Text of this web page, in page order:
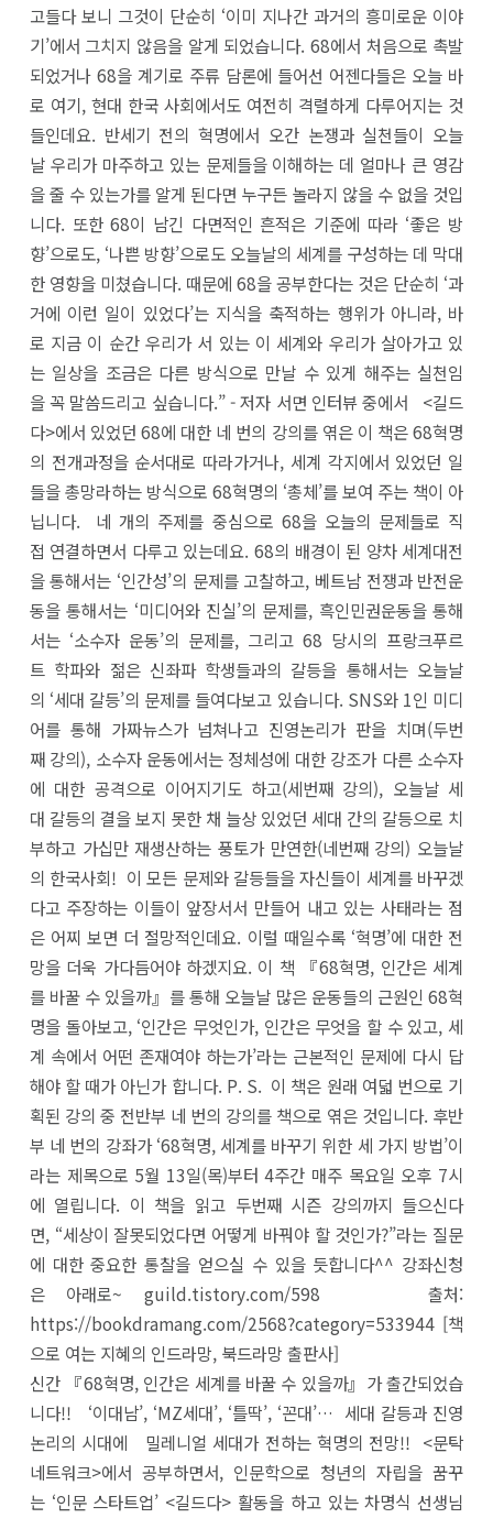
고들다 보니 그것이 단순히 ‘이미 지나간 과거의 흥미로운 이야
기’에서 그치지 않음을 알게 되었습니다. 68에서 처음으로 촉발
되었거나 68을 계기로 주류 담론에 들어선 어젠다들은 오늘 바
로 여기, 현대 한국 사회에서도 여전히 격렬하게 다루어지는 것
들인데요. 반세기 전의 혁명에서 오간 논쟁과 실천들이 오늘
날 우리가 마주하고 있는 문제들을 이해하는 데 얼마나 큰 영감
을 줄 수 있는가를 알게 된다면 누구든 놀라지 않을 수 없을 것입
니다. 또한 68이 남긴 다면적인 흔적은 기준에 따라 ‘좋은 방
향’으로도, ‘나쁜 방향’으로도 오늘날의 세계를 구성하는 데 막대
한 영향을 미쳤습니다. 때문에 68을 공부한다는 것은 단순히 ‘과
거에 이런 일이 있었다’는 지식을 축적하는 행위가 아니라, 바
로 지금 이 순간 우리가 서 있는 이 세계와 우리가 살아가고 있
는 일상을 조금은 다른 방식으로 만날 수 있게 해주는 실천임
을 꼭 말씀드리고 싶습니다.” - 저자 서면 인터뷰 중에서 <길드
다>에서 있었던 68에 대한 네 번의 강의를 엮은 이 책은 68혁명
의 전개과정을 순서대로 따라가거나, 세계 각지에서 있었던 일
들을 총망라하는 방식으로 68혁명의 ‘총체’를 보여 주는 책이 아
닙니다. 네 개의 주제를 중심으로 68을 오늘의 문제들로 직
접 연결하면서 다루고 있는데요. 68의 배경이 된 양차 세계대전
을 통해서는 ‘인간성’의 문제를 고찰하고, 베트남 전쟁과 반전운
동을 통해서는 ‘미디어와 진실’의 문제를, 흑인민권운동을 통해
서는 ‘소수자 운동’의 문제를, 그리고 68 당시의 프랑크푸르
트 학파와 젊은 신좌파 학생들과의 갈등을 통해서는 오늘날
의 ‘세대 갈등’의 문제를 들여다보고 있습니다. SNS와 1인 미디
어를 통해 가짜뉴스가 넘쳐나고 진영논리가 판을 치며(두번
째 강의), 소수자 운동에서는 정체성에 대한 강조가 다른 소수자
에 대한 공격으로 이어지기도 하고(세번째 강의), 오늘날 세
대 갈등의 결을 보지 못한 채 늘상 있었던 세대 간의 갈등으로 치
부하고 가십만 재생산하는 풍토가 만연한(네번째 강의) 오늘날
의 한국사회! 이 모든 문제와 갈등들을 자신들이 세계를 바꾸겠
다고 주장하는 이들이 앞장서서 만들어 내고 있는 사태라는 점
은 어찌 보면 더 절망적인데요. 이럴 때일수록 ‘혁명’에 대한 전
망을 더욱 가다듬어야 하겠지요. 이 책 『68혁명, 인간은 세계
를 바꿀 수 있을까』를 통해 오늘날 많은 운동들의 근원인 68혁
명을 돌아보고, ‘인간은 무엇인가, 인간은 무엇을 할 수 있고, 세
계 속에서 어떤 존재여야 하는가’라는 근본적인 문제에 다시 답
해야 할 때가 아닌가 합니다. P. S. 이 책은 원래 여덟 번으로 기
획된 강의 중 전반부 네 번의 강의를 책으로 엮은 것입니다. 후반
부 네 번의 강좌가 ‘68혁명, 세계를 바꾸기 위한 세 가지 방법’이
라는 제목으로 5월 13일(목)부터 4주간 매주 목요일 오후 7시
에 열립니다. 이 책을 읽고 두번째 시즌 강의까지 들으신다
면, “세상이 잘못되었다면 어떻게 바꿔야 할 것인가?”라는 질문
에 대한 중요한 통찰을 얻으실 수 있을 듯합니다^^ 강좌신청
은 아래로~ guild.tistory.com/598 출처:
https://bookdramang.com/2568?category=533944 [책
으로 여는 지혜의 인드라망, 북드라망 출판사]
신간 『68혁명, 인간은 세계를 바꿀 수 있을까』가 출간되었습
니다!! ‘이대남’, ‘MZ세대’, ‘틀딱’, ‘꼰대’… 세대 갈등과 진영
논리의 시대에 밀레니얼 세대가 전하는 혁명의 전망!! <문탁
네트워크>에서 공부하면서, 인문학으로 청년의 자립을 꿈꾸
는 ‘인문 스타트업’ <길드다> 활동을 하고 있는 차명식 선생님